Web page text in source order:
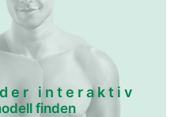
interaktiv
finden